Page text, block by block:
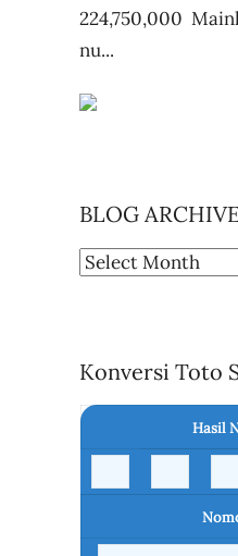
224,750,000
nu...
BLOG
BLOG
Konversi Toto
Hasil